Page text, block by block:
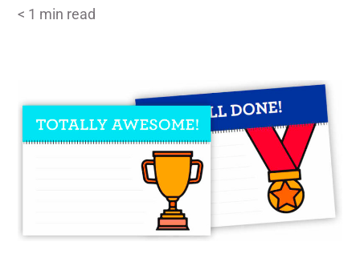
< 1 min read